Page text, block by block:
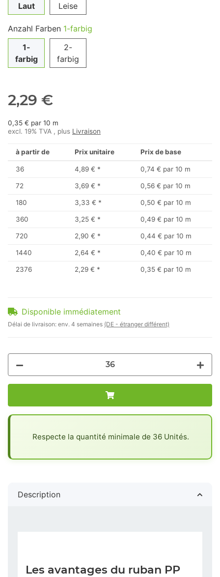
Laut
Leise
Anzahl Farben 1-farbig
1-
farbig
2-
farbig
2,29 €
0,35 € par 10 m
excl. 19% TVA , plus Livraison
à partir de Prix unitaire Prix de base
36 4,89 € * 0,74 € par 10 m
72 3,69 € * 0,56 € par 10 m
180 3,33 € * 0,50 € par 10 m
360 3,25 € * 0,49 € par 10 m
720 2,90 € * 0,44 € par 10 m
1440 2,64 € * 0,40 € par 10 m
2376 2,29 € * 0,35 € par 10 m
Disponible immédiatement
Délai de livraison: env. 4 semaines (DE - étranger différent)
Respecte la quantité minimale de 36 Unités.
Description
Les avantages du ruban PP